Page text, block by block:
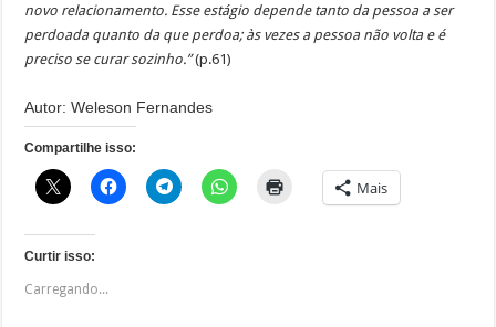
novo relacionamento. Esse estágio depende tanto da pessoa a ser
perdoada quanto da que perdoa; às vezes a pessoa não volta e é
preciso se curar sozinho.”(p.61)
Autor: Weleson Fernandes
Compartilhe isso:
Mais
Curtir isso:
Carregando...